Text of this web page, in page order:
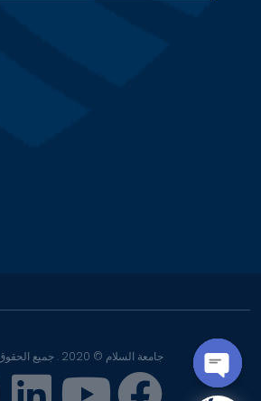
جامعة السلام © 2020 . جميع الحقوق محفوظة.
OPEN